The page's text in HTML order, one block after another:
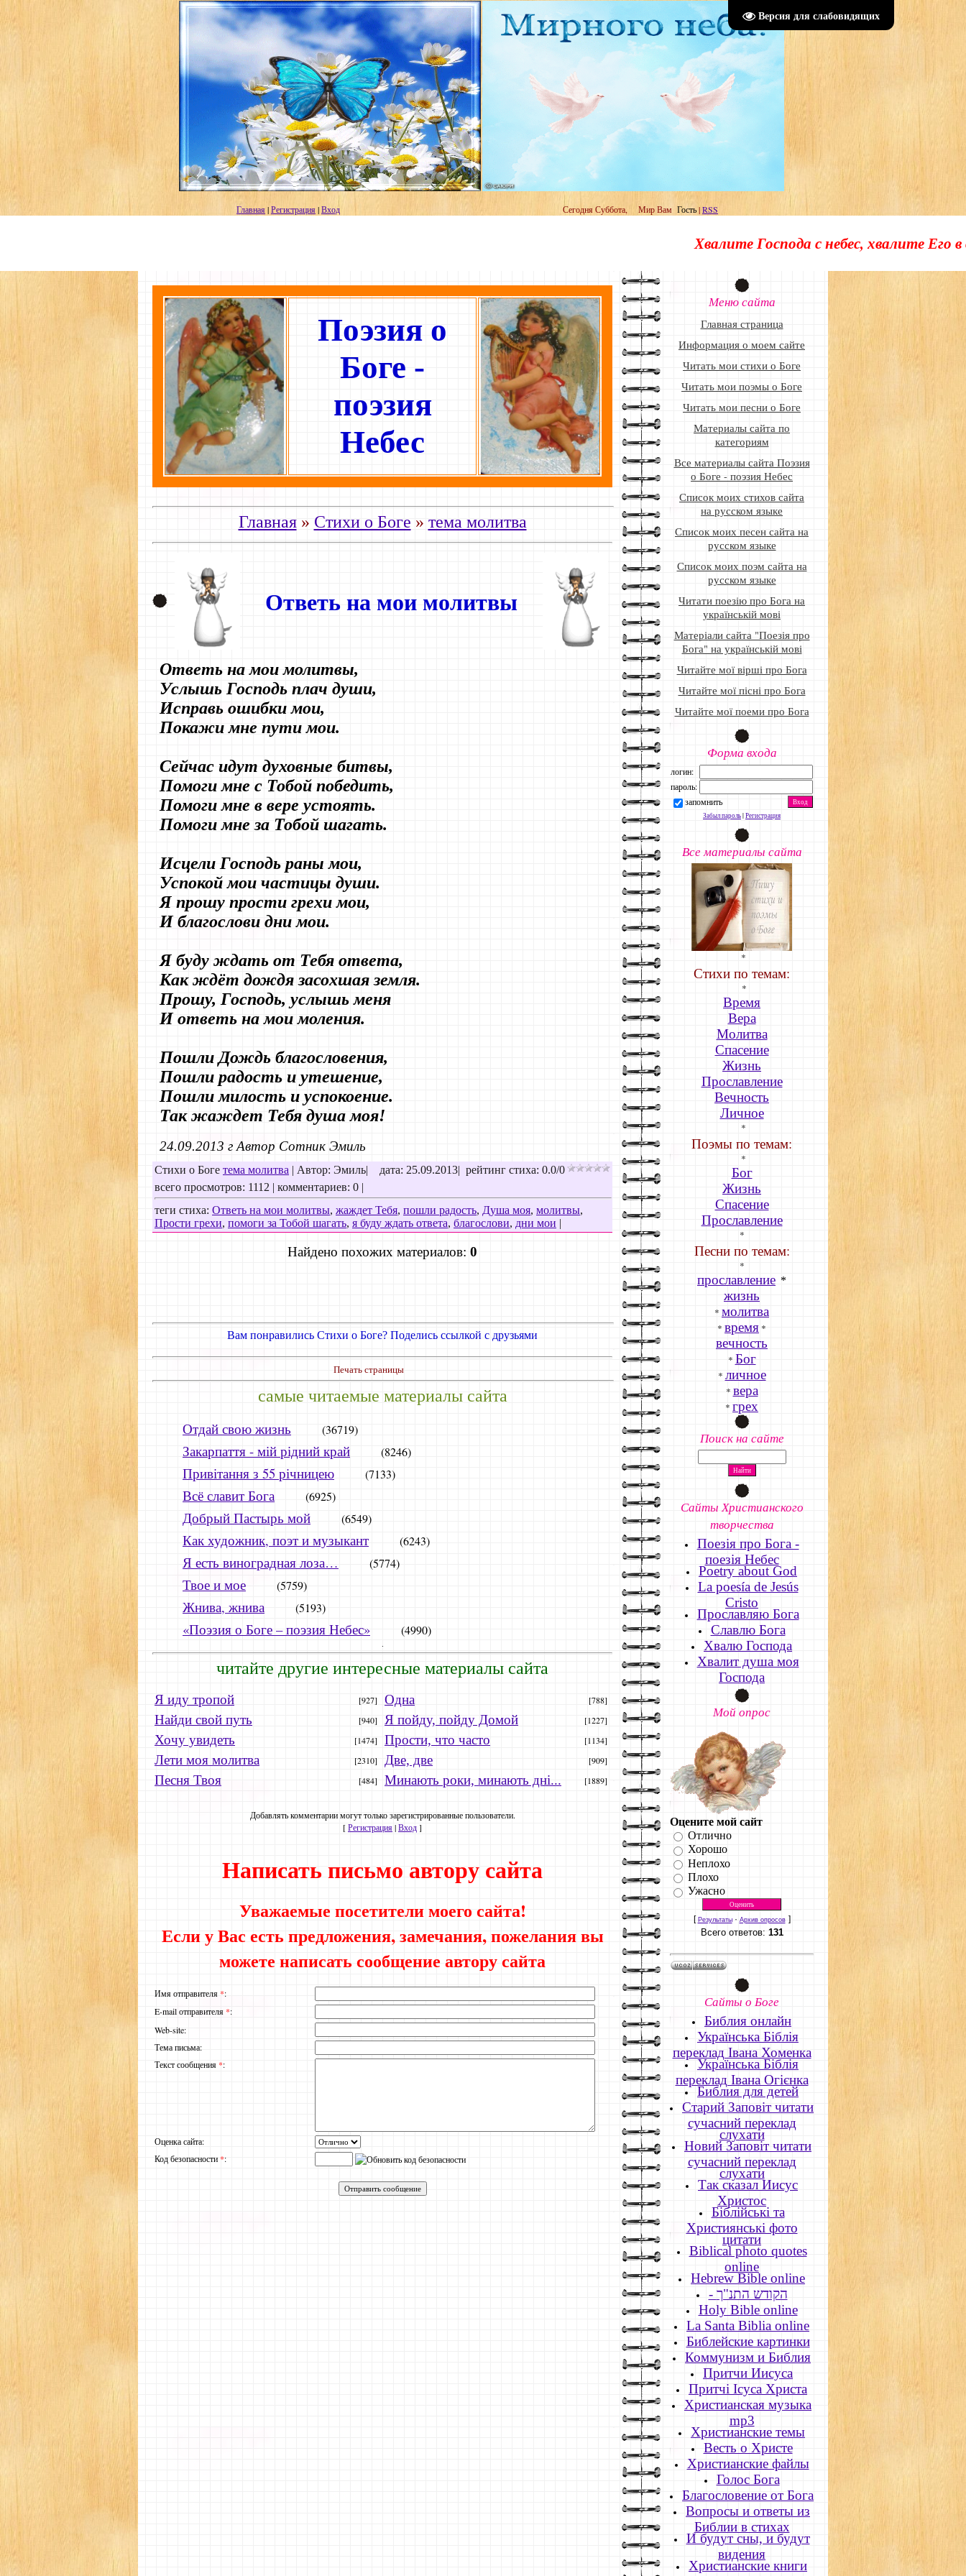
Версия для слабовидящих
Главная|Регистрация|Вход Сегодня Суббота, Мир Вам Гость|RSS
Хвалите Господа с небес, хвалите Его в
Поэзия о
Боге -
поэзия
Небес
Главная» Стихи о Боге » тема молитва
Ответь на мои молитвы
Ответь на мои молитвы,
Услышь Господь плач души,
Исправь ошибки мои,
Покажи мне пути мои.
Сейчас идут духовные битвы,
Помоги мне с Тобой победить,
Помоги мне в вере устоять.
Помоги мне за Тобой шагать.
Исцели Господь раны мои,
Успокой мои частицы души.
Я прошу прости грехи мои,
И благослови дни мои.
Я буду ждать от Тебя ответа,
Как ждёт дождя засохшая земля.
Прошу, Господь, услышь меня
И ответь на мои моления.
Пошли Дождь благословения,
Пошли радость и утешение,
Пошли милость и успокоение.
Так жаждет Тебя душа моя!
24.09.2013 г Автор Сотник Эмиль
Стихи о Боге тема молитва | Автор: Эмиль| дата: 25.09.2013| рейтинг стиха: 0.0/0
всего просмотров: 1112 | комментариев: 0 |
теги стиха: Ответь на мои молитвы, жаждет Тебя, пошли радость, Душа моя, молитвы,
Прости грехи, помоги за Тобой шагать, я буду ждать ответа, благослови, дни мои |
Найдено похожих материалов: 0
Вам понравились Стихи о Боге? Поделись ссылкой с друзьями
Печать страницы
самые читаемые материалы сайта
Отдай свою жизнь (36719)
Закарпаття - мій рідний край (8246)
Привітання з 55 річницею (7133)
Всё славит Бога (6925)
Добрый Пастырь мой (6549)
Как художник, поэт и музыкант (6243)
Я есть виноградная лоза… (5774)
Твое и мое (5759)
Жнива, жнива (5193)
«Поэзия о Боге – поэзия Небес» (4990)
читайте другие интересные материалы сайта
Я иду тропой [927] Одна [788]
Найди свой путь [940] Я пойду, пойду Домой [1227]
Хочу увидеть [1474] Прости, что часто [1134]
Лети моя молитва [2310] Две, две [909]
Песня Твоя [484] Минають роки, минають дні... [1889]
Добавлять комментарии могут только зарегистрированные пользователи.
[Регистрация|Вход]
Написать письмо автору сайта
Уважаемые посетители моего сайта!
Если у Вас есть предложения, замечания, пожелания вы
можете написать сообщение автору сайта
Имя отправителя *:
E-mail отправителя *:
Web-site:
Тема письма:
Текст сообщения *:
Оценка сайта:
Код безопасности*:
Меню сайта
Главная страница
Информация о моем сайте
Читать мои стихи о Боге
Читать мои поэмы о Боге
Читать мои песни о Боге
Материалы сайта по
категориям
Все материалы сайта Поэзия
о Боге - поэзия Небес
Список моих стихов сайта
на русском языке
Список моих песен сайта на
русском языке
Список моих поэм сайта на
русском языке
Читати поезію про Бога на
українській мові
Матеріали сайта "Поезія про
Бога" на українській мові
Читайте мої вірші про Бога
Читайте мої пісні про Бога
Читайте мої поеми про Бога
Форма входа
логин:
пароль:
запомнить
Забыл пароль|Регистрация
Все материалы сайта
*
Стихи по темам:
*
Время
Вера
Молитва
Спасение
Жизнь
Прославление
Вечность
Личное
*
Поэмы по темам:
*
Бог
Жизнь
Спасение
Прославление
*
Песни по темам:
*
прославление *
жизнь
* молитва
* время *
вечность
* Бог
* личное
* вера
* грех
Поиск на сайте
Сайты Христианского
творчества
Поезія про Бога -
поезія Небес
Poetry about God
La poesía de Jesús
Cristo
Прославляю Бога
Славлю Бога
Хвалю Господа
Хвалит душа моя
Господа
Мой опрос
Оцените мой сайт
Отлично
Хорошо
Неплохо
Плохо
Ужасно
[ Результаты· Архив опросов ]
Всего ответов: 131
Сайты о Боге
Библия oнлайн
Українська Біблія
переклад Івана Хоменка
Українська Біблія
переклад Івана Огієнка
Библия для детей
Старий Заповіт читати
сучасний переклад
слухати
Новий Заповіт читати
сучасний переклад
слухати
Так сказал Иисус
Христос
Біблійські та
Християнські фото
цитати
Biblical photo quotes
online
Hebrew Bible online
- הקודש התנ"ך
Holy Bible online
La Santa Biblia online
Библейские картинки
Коммунизм и Библия
Притчи Иисуса
Притчі Ісуса Христа
Христианская музыка
mp3
Христианские темы
Весть о Христе
Христианские файлы
Голос Бога
Благословение от Бога
Вопросы и ответы из
Библии в стихах
И будут сны, и будут
видения
Христианские книги